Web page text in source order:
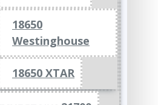
18650
Westinghouse
18650 XTAR